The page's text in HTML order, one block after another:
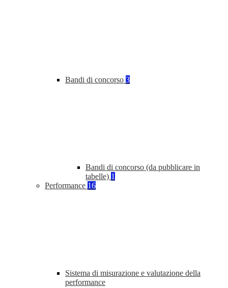
Bandi di concorso 3
Bandi di concorso (da pubblicare in
tabelle) 1
Performance 16
Sistema di misurazione e valutazione della
performance